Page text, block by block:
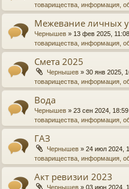
товарищества, информация,
Межевание личных
Чернышев » 13 фев 2025, 11:08
товарищества, информация,
Смета 2025
Чернышев » 30 янв 2025,
товарищества, информация,
Вода
Чернышев » 23 сен 2024, 18:59
товарищества, информация,
ГАЗ
Чернышев » 24 июл 2024,
товарищества, информация,
Акт ревизии 2023
Чернышев » 03 июн 2024,